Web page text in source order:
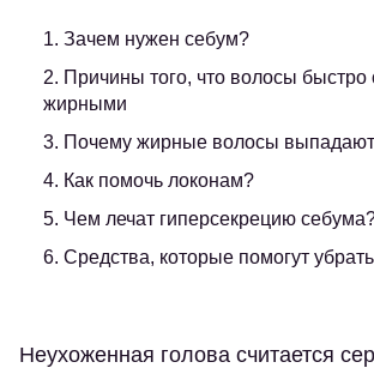
1. Зачем нужен себум?
2. Причины того, что волосы быстро
жирными
3. Почему жирные волосы
4. Как помочь локонам?
5. Чем лечат гиперсекрецию
6. Средства, которые помогут
Неухоженная голова считается